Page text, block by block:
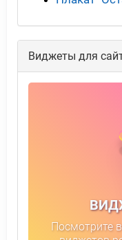
Виджеты для
Посмотрите